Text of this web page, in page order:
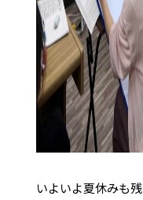
いよいよ夏休みも